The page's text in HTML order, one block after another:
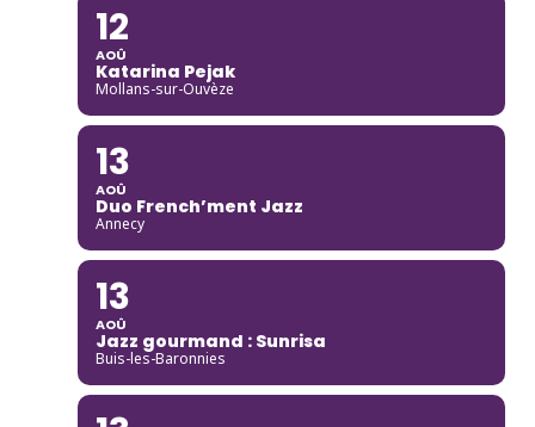
12
AOÛ
Katarina Pejak
Mollans-sur-Ouvèze
13
AOÛ
Duo French’ment Jazz
Annecy
13
AOÛ
Jazz gourmand : Sunrisa
Buis-les-Baronnies